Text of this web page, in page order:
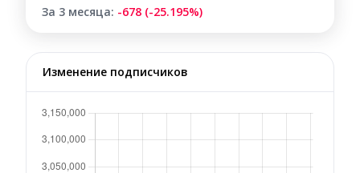
За 3 месяца: -678 (-25.195%)
Изменение подписчиков